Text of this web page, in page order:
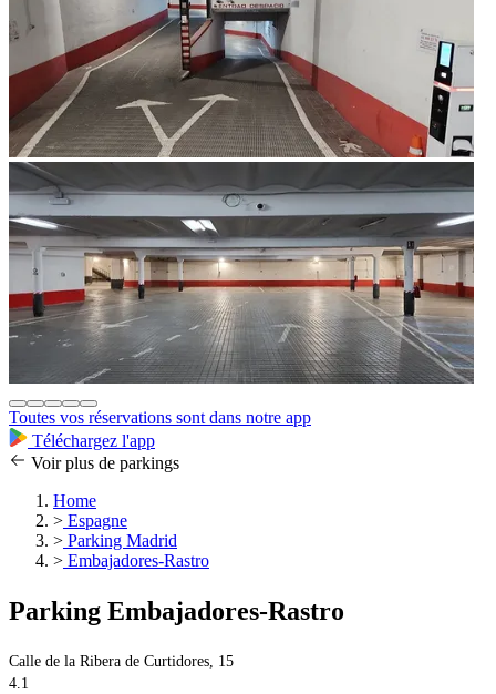
Toutes vos réservations sont dans notre app
Téléchargez l'app
Voir plus de parkings
Home
> Espagne
> Parking Madrid
> Embajadores-Rastro
Parking Embajadores-Rastro
Calle de la Ribera de Curtidores, 15
4.1